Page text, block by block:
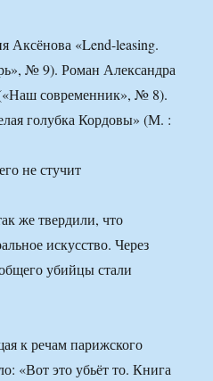
Аксёнова «Lend-leasing.
№ 9). Роман Александра
современник», № 8).
голубка Кордовы» (М. :
не стучит
же твердили, что
искусство. Через
убийцы стали
к речам парижского
«Вот это убьёт то. Книга